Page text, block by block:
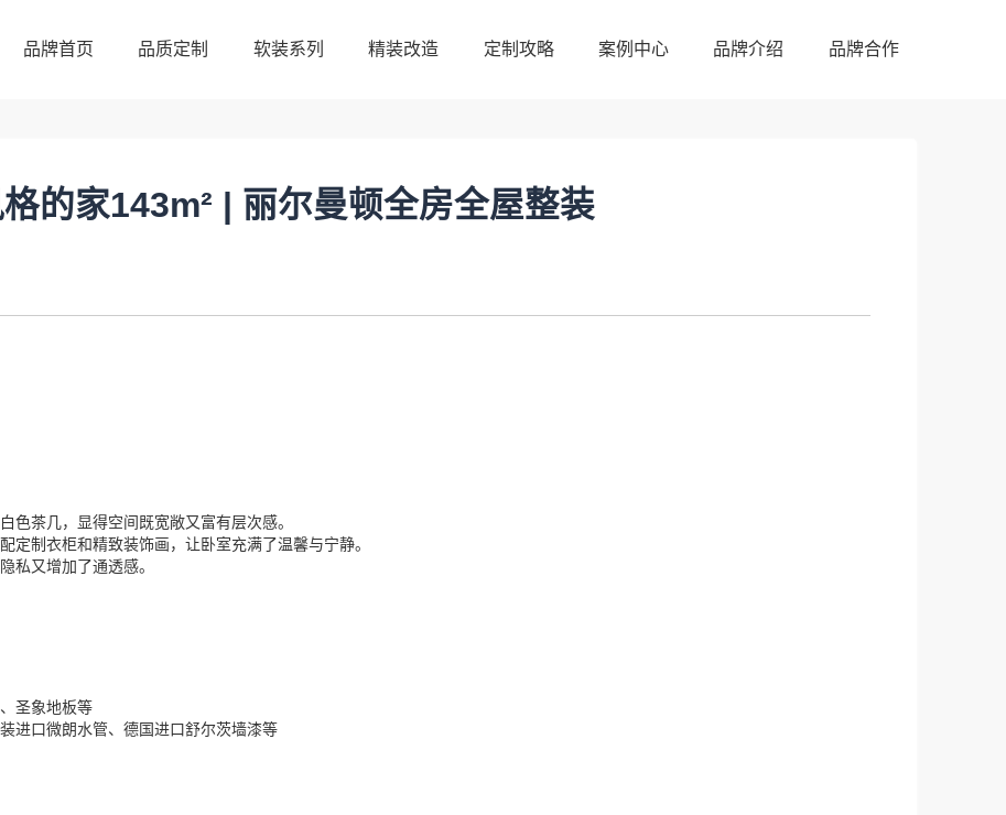
品牌首页 品质定制 软装系列 精装改造 定制攻略 案例中心 品牌介绍 品牌合作
的家143m² | 丽尔曼顿全房全屋整装
色茶几，显得空间既宽敞又富有层次感。
定制衣柜和精致装饰画，让卧室充满了温馨与宁静。
私又增加了通透感。
圣象地板等
进口微朗水管、德国进口舒尔茨墙漆等